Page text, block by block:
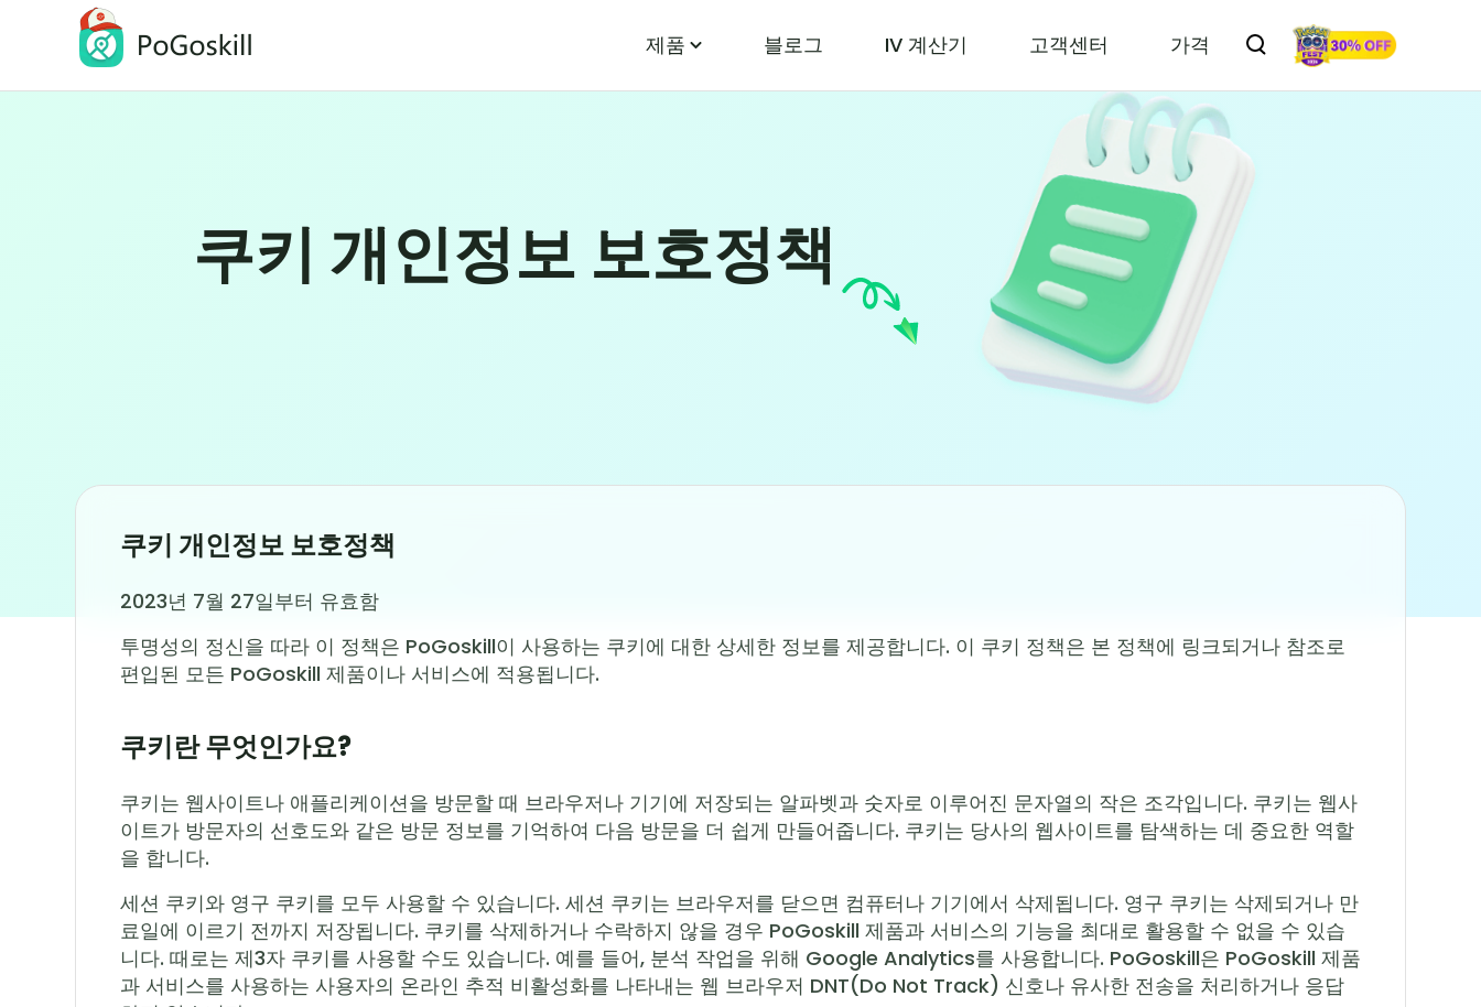
제품 블로그 IV 계산기 고객센터 가격
쿠키 개인정보 보호정책
쿠키 개인정보 보호정책
2023년 7월 27일부터 유효함
투명성의 정신을 따라 이 정책은 PoGoskill이 사용하는 쿠키에 대한 상세한 정보를 제공합니다. 이 쿠키 정책은 본 정책에 링크되거나 참조로
편입된 모든 PoGoskill 제품이나 서비스에 적용됩니다.
쿠키란 무엇인가요?
쿠키는 웹사이트나 애플리케이션을 방문할 때 브라우저나 기기에 저장되는 알파벳과 숫자로 이루어진 문자열의 작은 조각입니다. 쿠키는 웹사
이트가 방문자의 선호도와 같은 방문 정보를 기억하여 다음 방문을 더 쉽게 만들어줍니다. 쿠키는 당사의 웹사이트를 탐색하는 데 중요한 역할
을 합니다.
세션 쿠키와 영구 쿠키를 모두 사용할 수 있습니다. 세션 쿠키는 브라우저를 닫으면 컴퓨터나 기기에서 삭제됩니다. 영구 쿠키는 삭제되거나 만
료일에 이르기 전까지 저장됩니다. 쿠키를 삭제하거나 수락하지 않을 경우 PoGoskill 제품과 서비스의 기능을 최대로 활용할 수 없을 수 있습
니다. 때로는 제3자 쿠키를 사용할 수도 있습니다. 예를 들어, 분석 작업을 위해 Google Analytics를 사용합니다. PoGoskill은 PoGoskill 제품
과 서비스를 사용하는 사용자의 온라인 추적 비활성화를 나타내는 웹 브라우저 DNT(Do Not Track) 신호나 유사한 전송을 처리하거나 응답